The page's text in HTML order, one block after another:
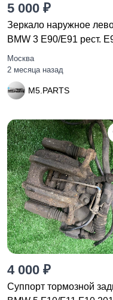
5 000 ₽
Зеркало наружное
BMW 3 E90/E91 рест.
Москва
2 месяца назад
M5.PARTS
4 000 ₽
Суппорт тормозной